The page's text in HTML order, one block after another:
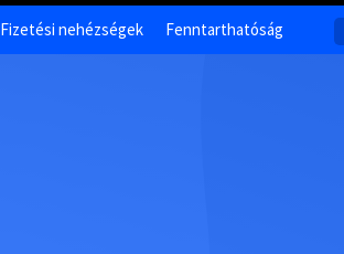
Fizetési nehézségek Fenntarthatóság